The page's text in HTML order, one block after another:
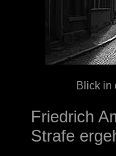
Blick in
Friedrich
Strafe